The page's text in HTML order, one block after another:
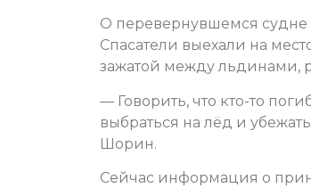
О перевернувшемся
Спасатели выехали на
зажатой между льдинами,
— Говорить, что кто-то
выбраться на лёд и
Шорин.
Сейчас информация о